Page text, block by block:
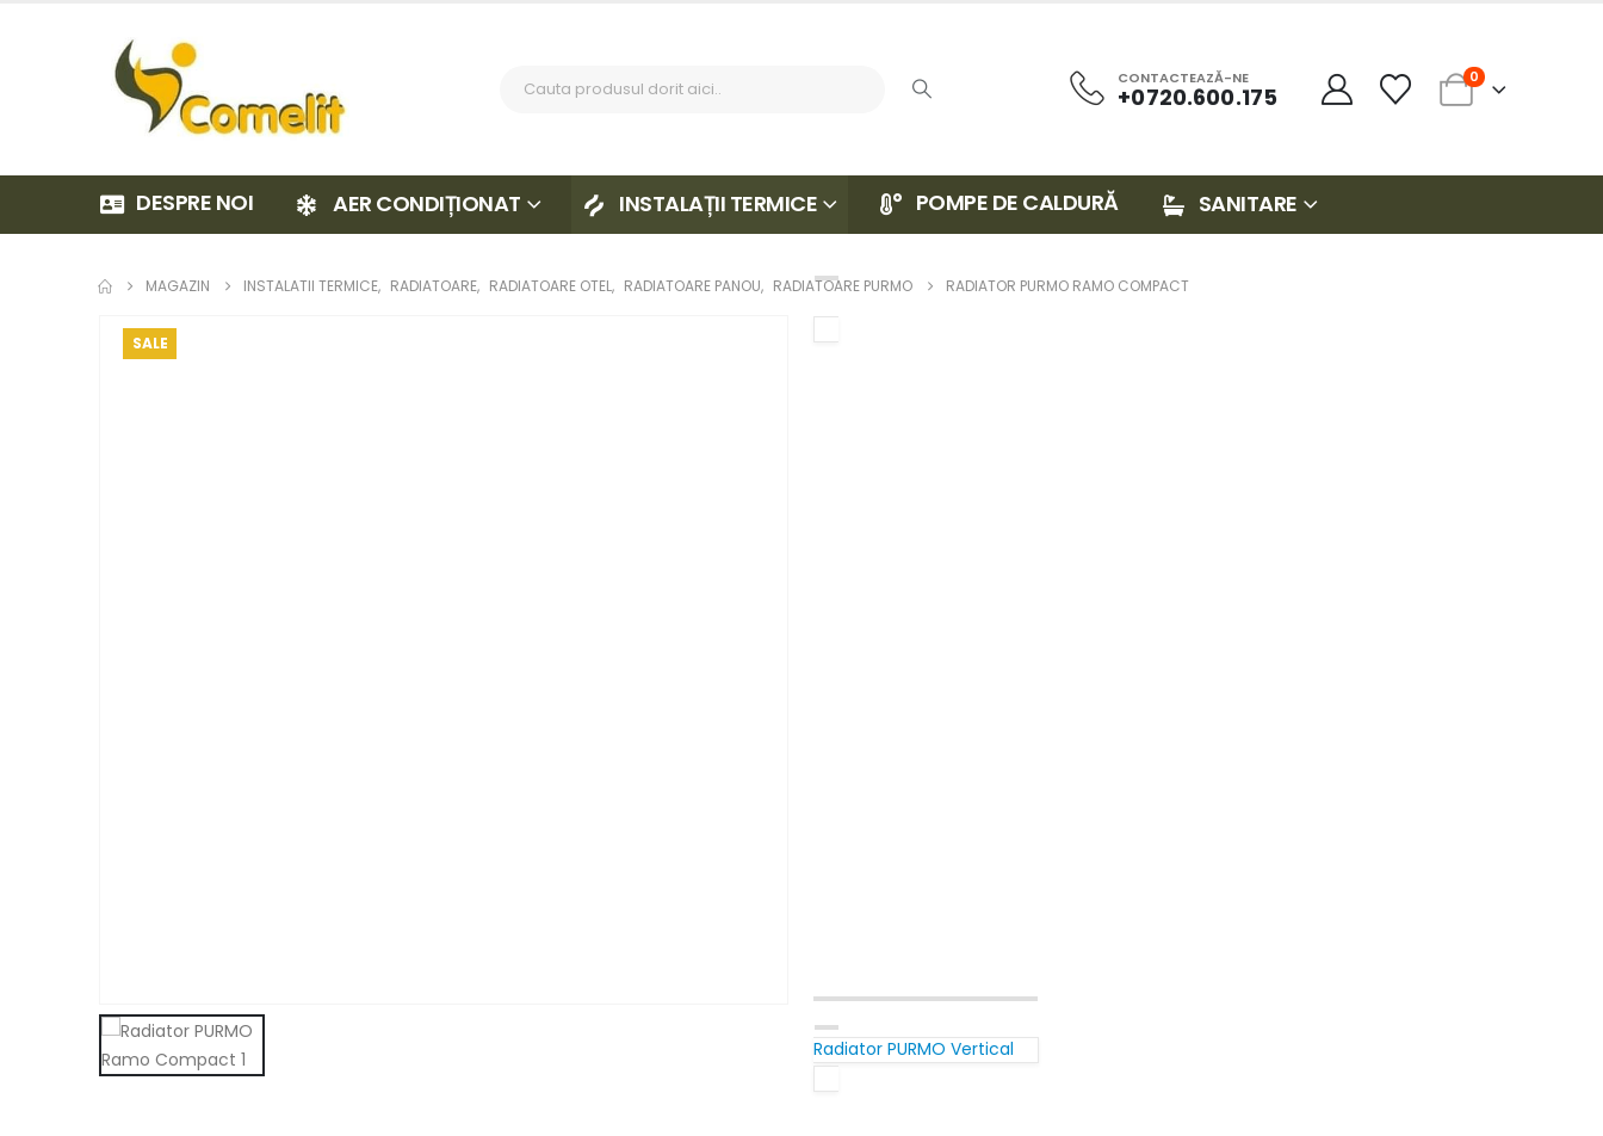
CONTACTEAZĂ-NE
+0720.600.175
0
DESPRE NOI AER CONDIȚIONAT INSTALAȚII TERMICE POMPE DE CALDURĂ SANITARE
MAGAZIN INSTALATII TERMICE, RADIATOARE, RADIATOARE OTEL, RADIATOARE PANOU, RADIATOARE PURMO RADIATOR PURMO RAMO COMPACT
SALE
Radiator PURMO Vertical